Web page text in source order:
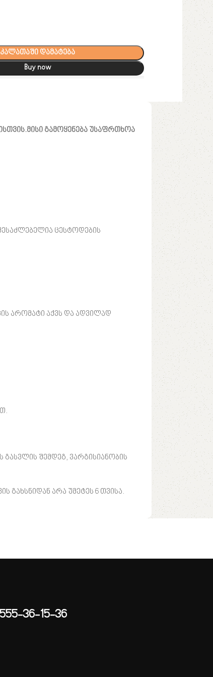
კალათაში დამატება
Buy now
გამოყენება უსაფრთხოა
ცესტოდების
არომატი აქვს და ადვილად
შემდეგ, ვარგისიანობის
გახსნიდან არა უმეტეს 6 თვისა.
36-15-36